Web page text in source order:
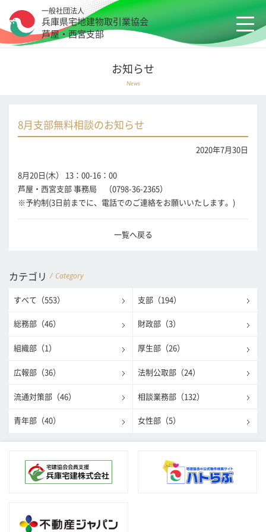
一般社団法人
兵庫県宅地建物取引業協会
芦屋・西宮支部
お知らせ
News
8月支部無料相談のお知らせ
2020年7月30日
8月20日(木） 13：00-16：00
芦屋・西宮支部 事務局 （0798-36-2365）
※予約制(3日前までに、電話でのご連絡をお願いいたします。)
一覧へ戻る
カテゴリ Category
すべて（553） 支部（194）
総務部（46） 財政部（3）
組織部（1） 厚生部（26）
広報部（36） 法制公取部（24）
流通対策部（46） 相談業務部（132）
青年部（40） 女性部（5）